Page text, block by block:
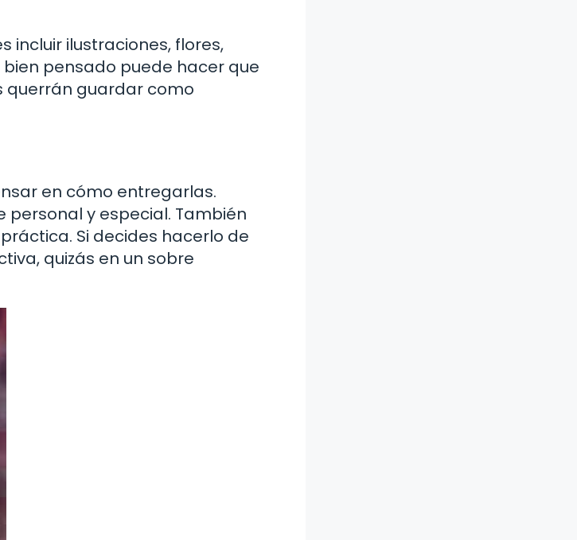
incluir ilustraciones, flores,
pensado puede hacer que
querrán guardar como
en cómo entregarlas.
y especial. También
Si decides hacerlo de
quizás en un sobre